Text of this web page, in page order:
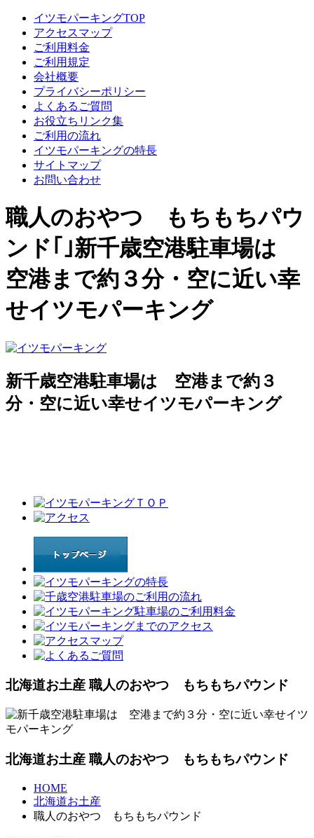
イツモパーキングTOP
アクセスマップ
ご利用料金
ご利用規定
会社概要
プライバシーポリシー
よくあるご質問
お役立ちリンク集
ご利用の流れ
イツモパーキングの特長
サイトマップ
お問い合わせ
職人のおやつ もちもちパウ
ンド｢｣新千歳空港駐車場は
空港まで約３分・空に近い幸
せイツモパーキング
新千歳空港駐車場は 空港まで約３
分・空に近い幸せイツモパーキング
北海道お土産 職人のおやつ もちもちパウンド
北海道お土産 職人のおやつ もちもちパウンド
HOME
北海道お土産
職人のおやつ もちもちパウンド